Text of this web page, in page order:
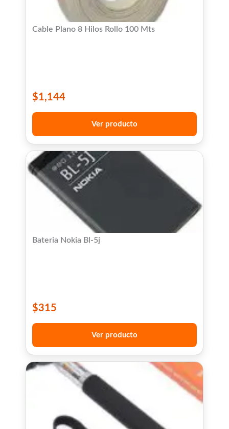
Cable Plano 8 Hilos Rollo 100 Mts
$1,144
Ver producto
Bateria Nokia Bl-5j
$315
Ver producto